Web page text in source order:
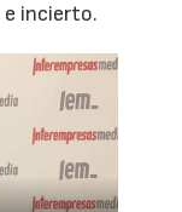
incierto.